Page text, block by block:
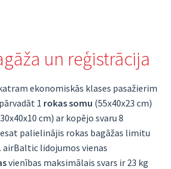
un reģistrācija
ekonomiskās klases pasažierim
1 rokas somu (55x40x23 cm)
cm) ar kopējo svaru 8
palielinājis rokas bagāžas limitu
lidojumos vienas
vienības maksimālais svars ir 23 kg